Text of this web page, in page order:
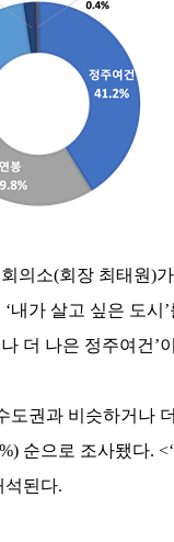
의소(회장 최태원)
내가 살고 싶은 도시
더 나은 정주여건’
도권과 비슷하거나
순으로 조사됐다.
석된다.